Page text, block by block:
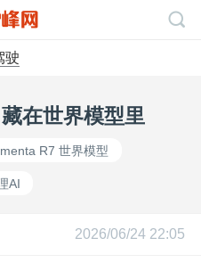
驶
在世界模型里
R7 世界模型
AI
2026/06/24 22:05